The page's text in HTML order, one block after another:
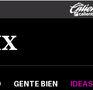
GENTE BIEN IDEAS